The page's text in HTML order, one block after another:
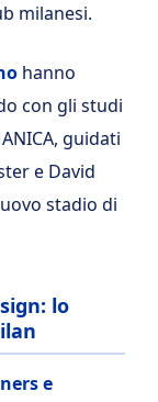
milanesi.
hanno
con gli studi
guidati
e David
stadio di
lo
e